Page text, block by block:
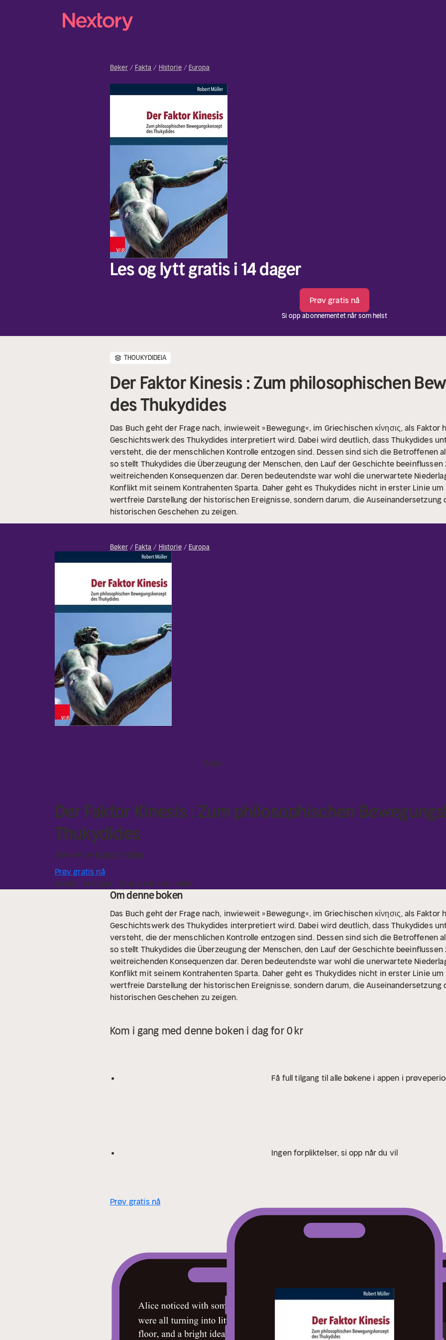
Bøker Fakta Historie Europa
Les og lytt gratis i 14 dager
Prøv gratis nå
Si opp abonnementet når som helst
THOUKYDIDEIA
Der Faktor Kinesis : Zum philosophischen
des Thukydides
Das Buch geht der Frage nach, inwieweit »Bewegung«, im Griechischen κίνησις, als
Geschichtswerk des Thukydides interpretiert wird. Dabei wird deutlich, dass Thukydides
versteht, die der menschlichen Kontrolle entzogen sind. Dessen sind sich die Betroffenen
so stellt Thukydides die Überzeugung der Menschen, den Lauf der Geschichte
weitreichenden Konsequenzen dar. Deren bedeutendste war wohl die unerwartete
Konflikt mit seinem Kontrahenten Sparta. Daher geht es Thukydides nicht in erster Linie
wertfreie Darstellung der historischen Ereignisse, sondern darum, die Auseinandersetzung
historischen Geschehen zu zeigen.
Bøker Fakta Historie Europa
E-bok
Der Faktor Kinesis : Zum philosophischen
Thukydides
Skrevet av Robert Müller
Prøv gratis nå
Gratis i 14 dager · Si opp når som helst
Om denne boken
Das Buch geht der Frage nach, inwieweit »Bewegung«, im Griechischen κίνησις, als
Geschichtswerk des Thukydides interpretiert wird. Dabei wird deutlich, dass Thukydides
versteht, die der menschlichen Kontrolle entzogen sind. Dessen sind sich die Betroffenen
so stellt Thukydides die Überzeugung der Menschen, den Lauf der Geschichte
weitreichenden Konsequenzen dar. Deren bedeutendste war wohl die unerwartete
Konflikt mit seinem Kontrahenten Sparta. Daher geht es Thukydides nicht in erster Linie
wertfreie Darstellung der historischen Ereignisse, sondern darum, die Auseinandersetzung
historischen Geschehen zu zeigen.
Kom i gang med denne boken i dag for 0 kr
Få full tilgang til alle bøkene i appen i
Ingen forpliktelser, si opp når du vil
Prøv gratis nå